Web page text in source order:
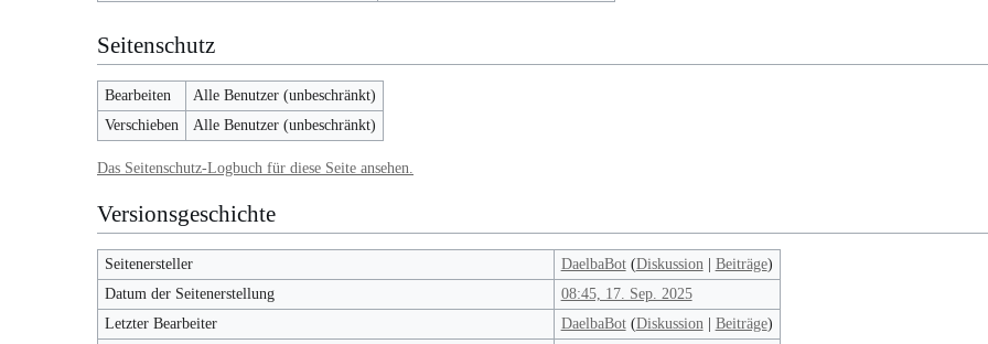
Seitenschutz
Bearbeiten
Alle Benutzer (unbeschränkt)
Verschieben
Alle Benutzer (unbeschränkt)
Das Seitenschutz-Logbuch für diese Seite ansehen.
Versionsgeschichte
Seitenersteller DaelbaBot (Diskussion| Beiträge)
Datum der Seitenerstellung
08:45, 17. Sep. 2025
Letzter Bearbeiter
DaelbaBot (Diskussion| Beiträge)